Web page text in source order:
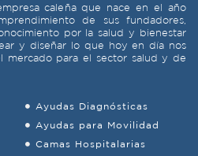
caleña que nace en el año
de sus fundadores,
por la salud y bienestar
y diseñar lo que hoy en día nos
mercado para el sector salud y de
Ayudas Diagnósticas
Ayudas para Movilidad
Camas Hospitalarias